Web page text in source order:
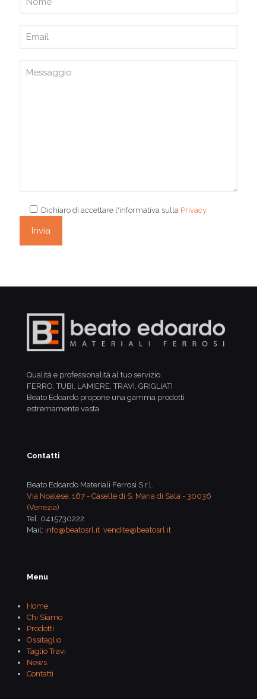
Dichiaro di accettare l'informativa sulla Privacy.
Qualità e professionalità al tuo servizio.
FERRO, TUBI, LAMIERE, TRAVI, GRIGLIATI
Beato Edoardo propone una gamma prodotti
estremamente vasta.
Contatti
Beato Edoardo Materiali Ferrosi S.r.l.
Via Noalese, 167 - Caselle di S. Maria di Sala - 30036
(Venezia)
Tel. 0415730222
Mail: info@beatosrl.it vendite@beatosrl.it
Menu
Home
Chi Siamo
Prodotti
Ossitaglio
Taglio Travi
News
Contatti